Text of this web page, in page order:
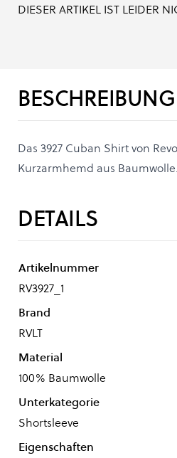
DIESER ARTIKEL IST LEIDER
BESCHREIBUNG
Das 3927 Cuban Shirt von
Kurzarmhemd aus Baumwolle.
DETAILS
Artikelnummer
RV3927_1
Brand
RVLT
Material
100% Baumwolle
Unterkategorie
Shortsleeve
Eigenschaften